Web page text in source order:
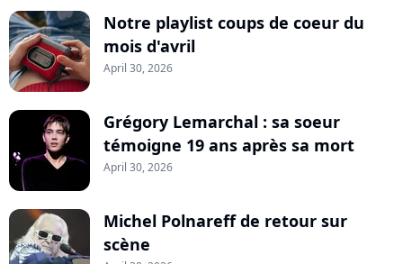
Notre playlist coups de coeur du
mois d'avril
April 30, 2026
Grégory Lemarchal : sa soeur
témoigne 19 ans après sa mort
April 30, 2026
Michel Polnareff de retour sur
scène